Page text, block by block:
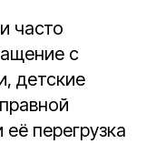
часто
с
детские
перегрузка